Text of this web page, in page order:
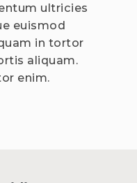
ultricies
euismod
in tortor
aliquam.
enim.